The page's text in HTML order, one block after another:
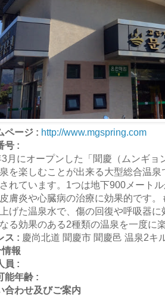
ページ : http://www.mgspring.com
号 :
月にオープンした「聞慶（ムンギョ
を楽しむことが出来る大型総合温
れています。1つは地下900メート
膚炎や心臓病の治療に効果的です
げた温泉水で、傷の回復や呼吸器
る効果のある2種類の温泉を一度に
ス : 慶尚北道 聞慶市 聞慶邑 温泉2キ
報
員 :
能年齢 :
合わせ及びご案内